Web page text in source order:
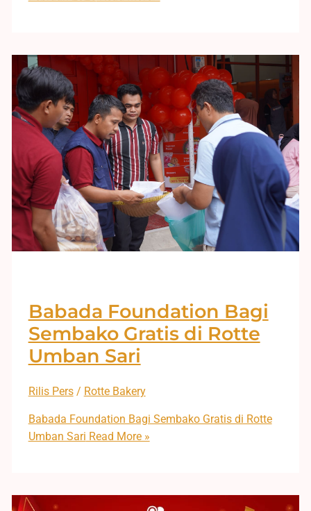
Babada Foundation Bagi
Sembako Gratis di Rotte
Umban Sari
Rilis Pers/ Rotte Bakery
Babada Foundation Bagi Sembako Gratis di Rotte
Umban Sari Read More »